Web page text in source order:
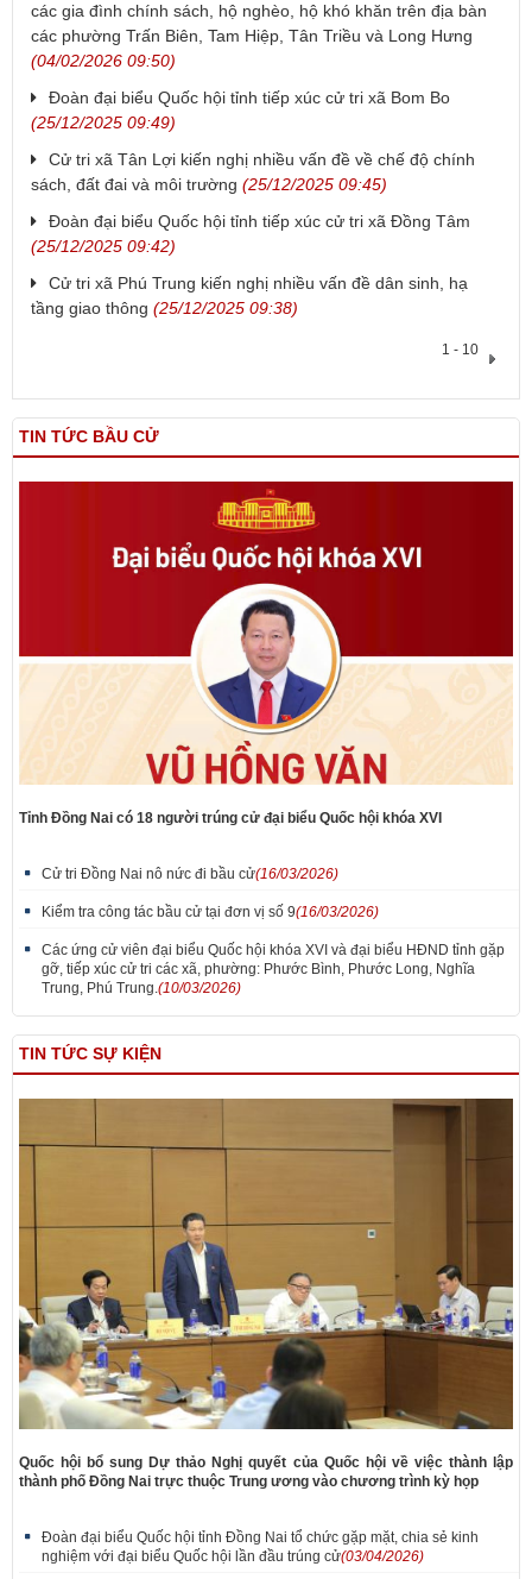
các gia đình chính sách, hộ nghèo, hộ khó khăn trên địa bàn
các phường Trấn Biên, Tam Hiệp, Tân Triều và Long Hưng
(04/02/2026 09:50)
Đoàn đại biểu Quốc hội tỉnh tiếp xúc cử tri xã Bom Bo
(25/12/2025 09:49)
Cử tri xã Tân Lợi kiến nghị nhiều vấn đề về chế độ chính
sách, đất đai và môi trường (25/12/2025 09:45)
Đoàn đại biểu Quốc hội tỉnh tiếp xúc cử tri xã Đồng Tâm
(25/12/2025 09:42)
Cử tri xã Phú Trung kiến nghị nhiều vấn đề dân sinh, hạ
tầng giao thông (25/12/2025 09:38)
1 - 10
TIN TỨC BẦU CỬ
Tỉnh Đồng Nai có 18 người trúng cử đại biểu Quốc hội khóa XVI
Cử tri Đồng Nai nô nức đi bầu cử(16/03/2026)
Kiểm tra công tác bầu cử tại đơn vị số 9(16/03/2026)
Các ứng cử viên đại biểu Quốc hội khóa XVI và đại biểu HĐND tỉnh gặp
gỡ, tiếp xúc cử tri các xã, phường: Phước Bình, Phước Long, Nghĩa
Trung, Phú Trung.(10/03/2026)
TIN TỨC SỰ KIỆN
Quốc hội bổ sung Dự thảo Nghị quyết của Quốc hội về việc thành lập
thành phố Đồng Nai trực thuộc Trung ương vào chương trình kỳ họp
Đoàn đại biểu Quốc hội tỉnh Đồng Nai tổ chức gặp mặt, chia sẻ kinh
nghiệm với đại biểu Quốc hội lần đầu trúng cử(03/04/2026)